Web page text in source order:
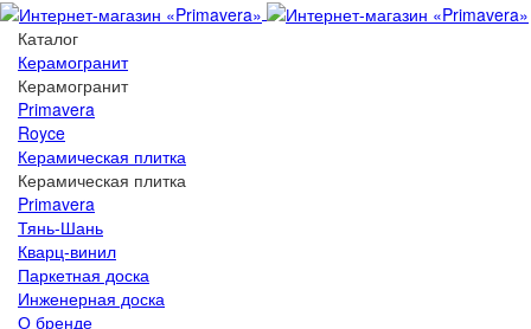
Каталог
Керамогранит
Керамогранит
Primavera
Royce
Керамическая плитка
Керамическая плитка
Primavera
Тянь-Шань
Кварц-винил
Паркетная доска
Инженерная доска
О бренде